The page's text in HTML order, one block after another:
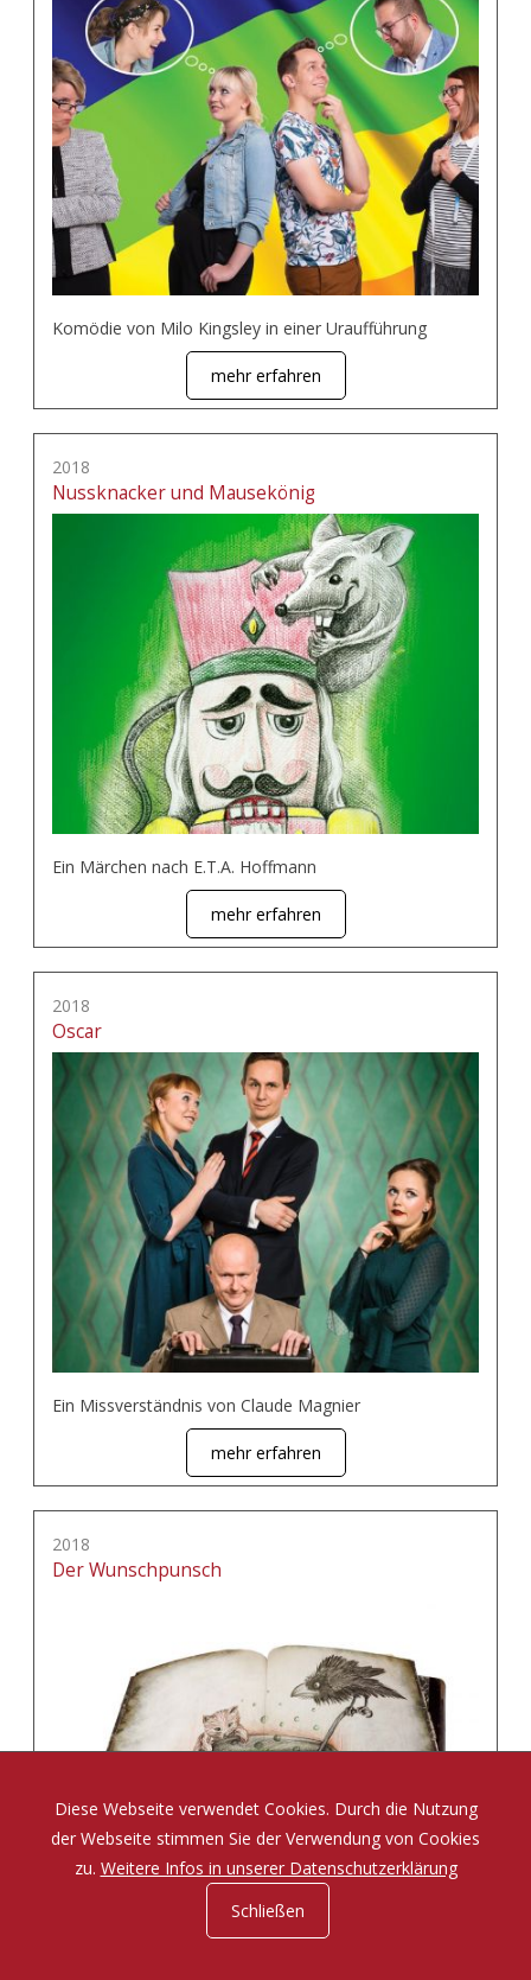
Komödie von Milo Kingsley in einer Uraufführung
mehr erfahren
2018
Nussknacker und Mausekönig
Ein Märchen nach E.T.A. Hoffmann
mehr erfahren
2018
Oscar
Ein Missverständnis von Claude Magnier
mehr erfahren
2018
Der Wunschpunsch
Eine Zauberposse von Michael Ende
Diese Webseite verwendet Cookies. Durch die Nutzung
der Webseite stimmen Sie der Verwendung von Cookies
zu. Weitere Infos in unserer Datenschutzerklärung
Schließen